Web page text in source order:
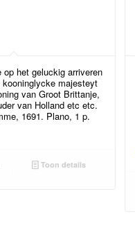
op het geluckig arriveren
majesteyt
van Groot Brittanje,
van Holland etc etc.
1691. Plano, 1 p.
Toon details